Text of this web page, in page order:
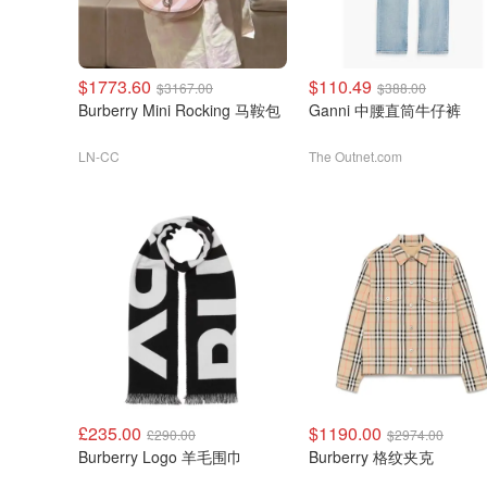
$1773.60 $3167.00
Burberry Mini Rocking 马鞍包
LN-CC
$110.49 $388.00
Ganni 中腰直筒牛仔裤
The Outnet.com
£235.00 £290.00
Burberry Logo 羊毛围巾
$1190.00 $2974.00
Burberry 格纹夹克